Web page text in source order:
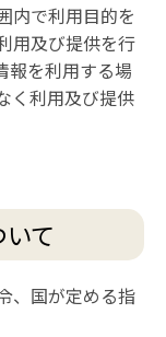
内で利用目的を
用及び提供を行
報を利用する場
く利用及び提供
て
、国が定める指